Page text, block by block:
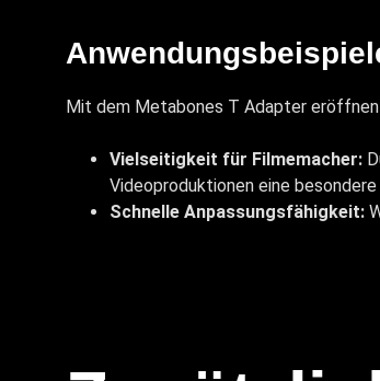
Mit dem Metabones T Adapter
Vielseitigkeit für Filmemacher:
Videoproduktionen eine
Schnelle Anpassungsfähigkeit: